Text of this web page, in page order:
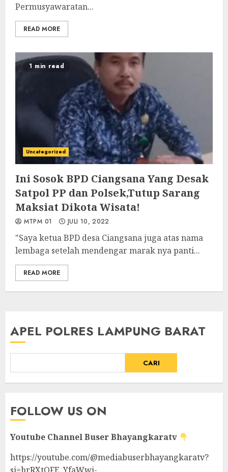
Permusyawaratan...
READ MORE
1 min read
Uncategorized
Ini Sosok BPD Ciangsana Yang Desak
Satpol PP dan Polsek,Tutup Sarang
Maksiat Dikota Wisata!
MTPM 01 JULI 10, 2022
"Saya ketua BPD desa Ciangsana juga atas nama
lembaga setelah mendengar marak nya panti...
READ MORE
APEL POLRES LAMPUNG BARAT
CARI
FOLLOW US ON
Youtube ChannelBuser Bhayangkaratv
https://youtube.com/@mediabuserbhayangkaratv?